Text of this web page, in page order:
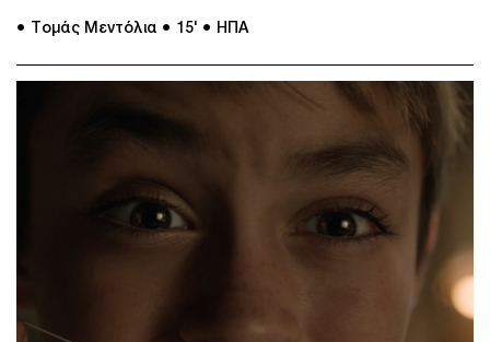
● Τομάς Μεντόλια ● 15' ● ΗΠΑ